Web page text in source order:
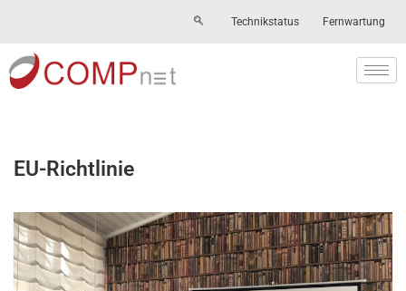
Skip
to
content
Technikstatus Fernwartung
EU-Richtlinie